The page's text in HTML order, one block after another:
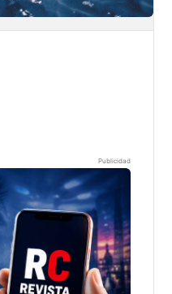
Publicidad